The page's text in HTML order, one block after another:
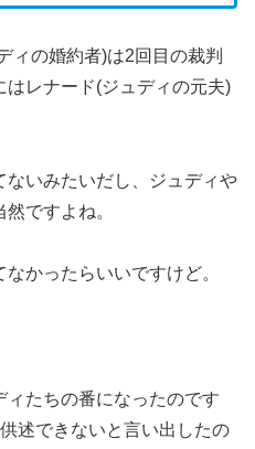
ィの婚約者)は2回目の裁判
はレナード(ジュディの元夫)
ないみたいだし、ジュディや
ですよね。
かったらいいですけど。
たちの番になったのです
述できないと言い出したの